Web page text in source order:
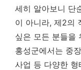
세히 알아보니 단
이 아니라, 제2의
싶은 모든 분들을
홍성군에서는 중
사업 등 다양한